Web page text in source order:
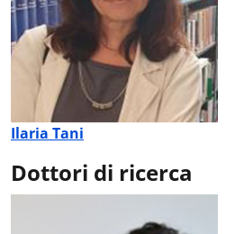
Ilaria Tani
Dottori di ricerca